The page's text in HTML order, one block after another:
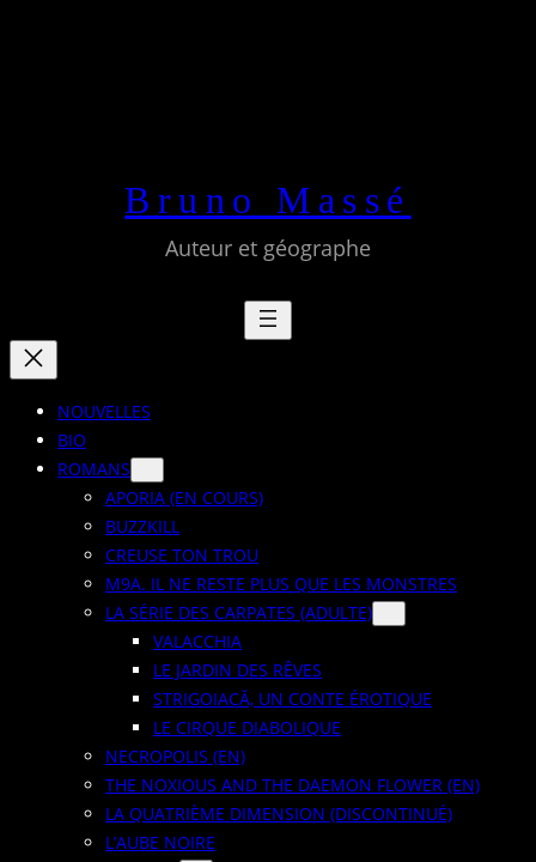
Bruno Massé
Auteur et géographe
NOUVELLES
BIO
ROMANS
APORIA (EN COURS)
BUZZKILL
CREUSE TON TROU
M9A. IL NE RESTE PLUS QUE LES MONSTRES
LA SÉRIE DES CARPATES (ADULTE)
VALACCHIA
LE JARDIN DES RÊVES
STRIGOIACĂ, UN CONTE ÉROTIQUE
LE CIRQUE DIABOLIQUE
NECROPOLIS (EN)
THE NOXIOUS AND THE DAEMON FLOWER (EN)
LA QUATRIÈME DIMENSION (DISCONTINUÉ)
L’AUBE NOIRE